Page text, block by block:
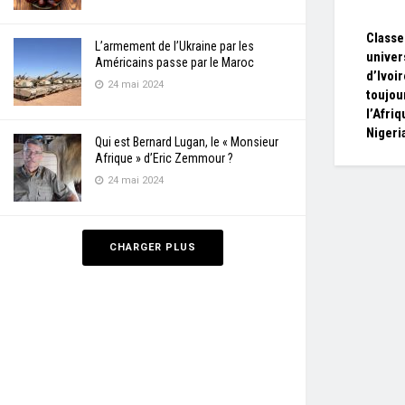
L’armement de l’Ukraine par les
Américains passe par le Maroc
24 mai 2024
Qui est Bernard Lugan, le « Monsieur
Afrique » d’Eric Zemmour ?
24 mai 2024
CHARGER PLUS